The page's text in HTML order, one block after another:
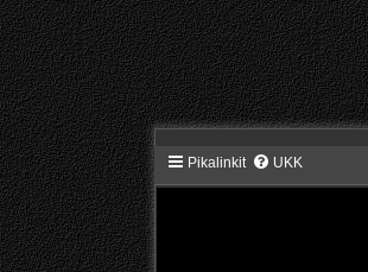
Pikalinkit UKK